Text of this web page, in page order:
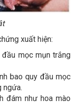
xuất hiện:
đầu mọc mụn trắng
bao quy đầu mọc
ngứa.
đám như hoa mào